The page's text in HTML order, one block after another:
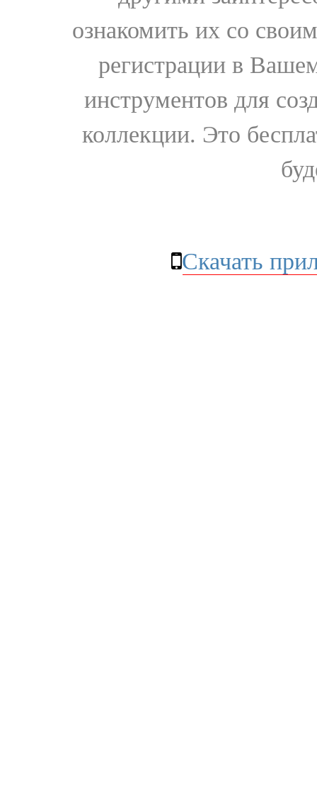
ознакомить их со
регистрации в
инструментов для
коллекции. Это
Скачать